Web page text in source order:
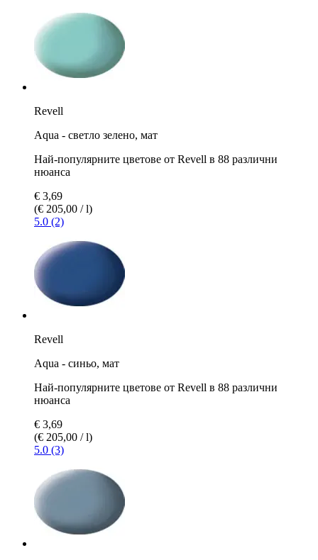
Revell
Aqua - светло зелено, мат
Най-популярните цветове от Revell в 88 различни
нюанса
€ 3,69
(€ 205,00 / l)
5.0 (2)
Revell
Aqua - синьо, мат
Най-популярните цветове от Revell в 88 различни
нюанса
€ 3,69
(€ 205,00 / l)
5.0 (3)